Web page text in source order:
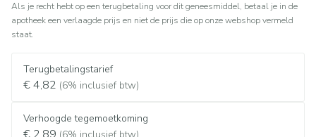
Als je recht hebt op een terugbetaling voor dit geneesmiddel, betaal je in de
apotheek een verlaagde prijs en niet de prijs die op onze webshop vermeld
staat.
Terugbetalingstarief
€ 4,82 (6% inclusief btw)
Verhoogde tegemoetkoming